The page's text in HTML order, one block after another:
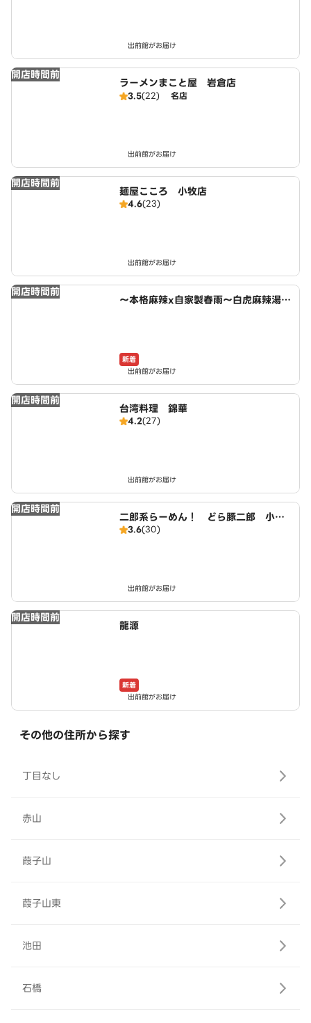
出前館がお届け
開店時間前
ラーメンまこと屋 岩倉店
3.5(22) 名店
出前館がお届け
開店時間前
麺屋こころ 小牧店
4.6(23)
出前館がお届け
開店時間前
～本格麻辣x自家製春雨～白虎麻辣湯
新着
出前館がお届け
開店時間前
台湾料理 錦華
4.2(27)
出前館がお届け
開店時間前
二郎系らーめん！ どら豚二郎 小牧
店3.6(30)
出前館がお届け
開店時間前
龍源
新着
出前館がお届け
その他の住所から探す
丁目なし
赤山
葭子山
葭子山東
池田
石橋